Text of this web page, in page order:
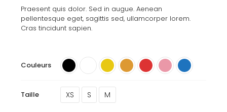
Praesent quis dolor. Sed in augue. Aenean
pellentesque eget, sagittis sed, ullamcorper lorem.
Cras tincidunt sapien.
Couleurs
Taille XS S M